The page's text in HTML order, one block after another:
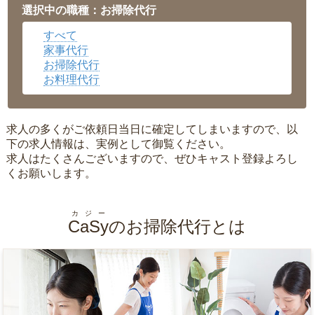
岡山県▼
広島県▼
沖縄県
選択中の職種：お掃除代行
すべて
家事代行
お掃除代行
お料理代行
求人の多くがご依頼日当日に確定してしまいますので、以
下の求人情報は、実例として御覧ください。
求人はたくさんございますので、ぜひキャスト登録よろし
くお願いします。
CaSy
カジー
のお掃除代行とは